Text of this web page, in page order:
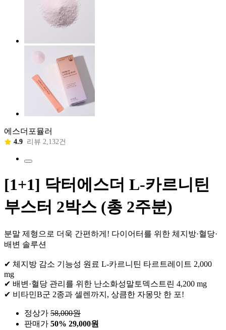
에스더포뮬러
4.9 리뷰 2,132건
[1+1] 닥터에스더 L-카르니틴
부스터 2박스 (총 2주분)
분말 제형으로 더욱 간편하게! 다이어터를 위한 체지방·혈당·
배변 솔루션
✔ 체지방 감소 기능성 원료 L-카르니틴 타르트레이트 2,000
mg
✔ 배변·혈당 관리를 위한 난소화성말토덱스트린 4,200 mg
✔ 비타민B군 2종과 셀렌까지, 상큼한 자몽맛 한 포!
정상가 58,000원
판매가 50% 29,000원